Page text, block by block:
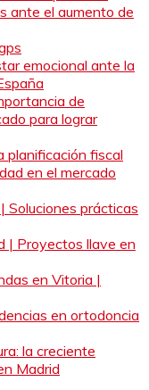
ante el aumento de
emocional ante la
de
para lograr
planificación fiscal
en el mercado
Soluciones prácticas
| Proyectos llave en
en Vitoria |
en ortodoncia
la creciente
Madrid